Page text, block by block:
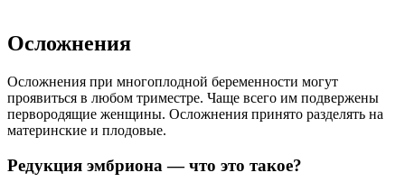
Осложнения
Осложнения при многоплодной беременности могут
проявиться в любом триместре. Чаще всего им подвержены
первородящие женщины. Осложнения принято разделять на
материнские и плодовые.
Редукция эмбриона — что это такое?